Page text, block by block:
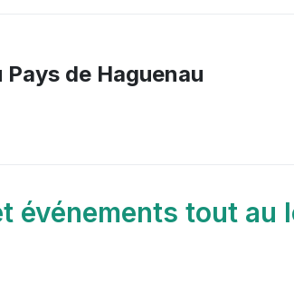
de Haguenau
tout au